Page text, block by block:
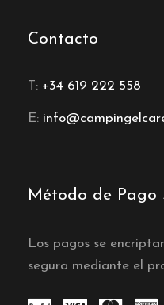
Contacto
T: +34 619 222 558
E:
Método de Pago
Los pagos se
segura mediante el